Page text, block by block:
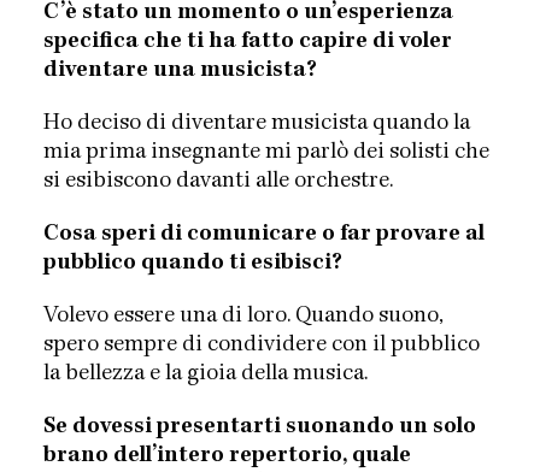
C’è stato un momento o un’esperienza
specifica che ti ha fatto capire di voler
diventare una musicista?
Ho deciso di diventare musicista quando la
mia prima insegnante mi parlò dei solisti che
si esibiscono davanti alle orchestre.
Cosa speri di comunicare o far provare al
pubblico quando ti esibisci?
Volevo essere una di loro. Quando suono,
spero sempre di condividere con il pubblico
la bellezza e la gioia della musica.
Se dovessi presentarti suonando un solo
brano dell’intero repertorio, quale